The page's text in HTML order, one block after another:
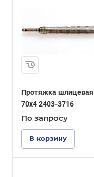
Протяжка шлицевая
70x4 2403-3716
По запросу
В корзину